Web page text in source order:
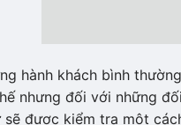
hành khách bình
nhưng đối với những
sẽ được kiểm tra một